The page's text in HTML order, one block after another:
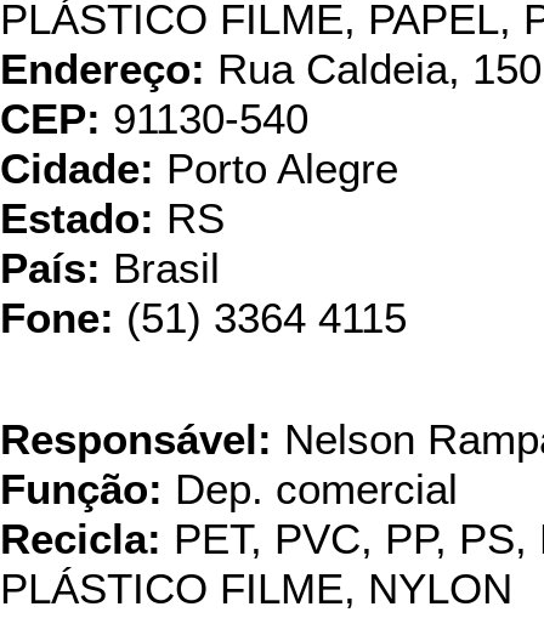
PLÁSTICO FILME, PAPEL,
Endereço: Rua Caldeia, 150
CEP: 91130-540
Cidade: Porto Alegre
Estado: RS
País: Brasil
Fone: (51) 3364 4115
Responsável: Nelson
Função: Dep. comercial
Recicla: PET, PVC, PP,
PLÁSTICO FILME, NYLON